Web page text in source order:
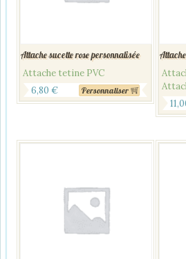
Attache sucette rose personnalisée
Attache tetine PVC
6,80 € Personnaliser